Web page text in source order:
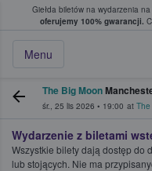
Giełda biletów na wydarzenia
oferujemy 100% gwarancji.
Menu
w którym
The Big Moon
śr., 25 lis 2026 • 19:00 at The
Wydarzenie z biletami
Wszystkie bilety dają dostęp do
lub stojących. Nie ma